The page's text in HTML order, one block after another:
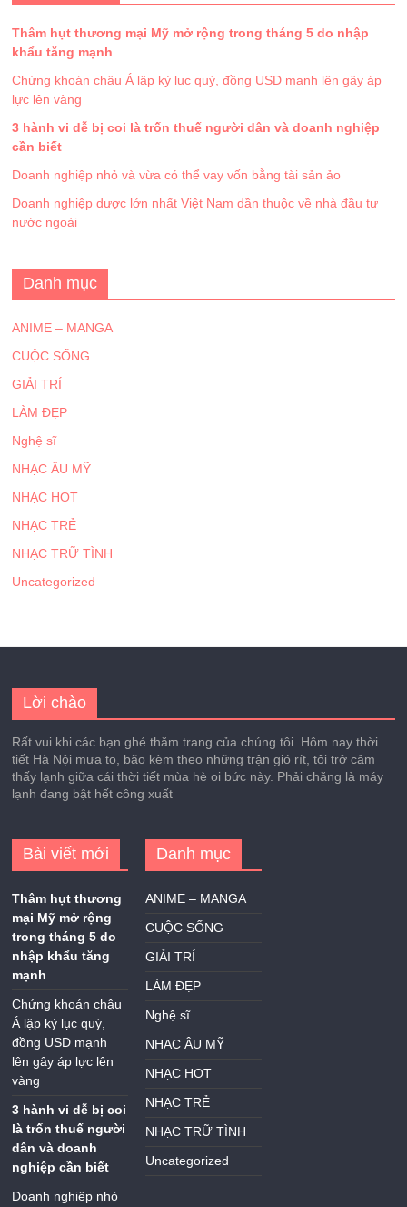
Thâm hụt thương mại Mỹ mở rộng trong tháng 5 do nhập
khẩu tăng mạnh
Chứng khoán châu Á lập kỷ lục quý, đồng USD mạnh lên gây áp
lực lên vàng
3 hành vi dễ bị coi là trốn thuế người dân và doanh nghiệp
cần biết
Doanh nghiệp nhỏ và vừa có thể vay vốn bằng tài sản ảo
Doanh nghiệp dược lớn nhất Việt Nam dần thuộc về nhà đầu tư
nước ngoài
Danh mục
ANIME – MANGA
CUỘC SỐNG
GIẢI TRÍ
LÀM ĐẸP
Nghệ sĩ
NHẠC ÂU MỸ
NHẠC HOT
NHẠC TRẺ
NHẠC TRỮ TÌNH
Uncategorized
Lời chào
Rất vui khi các bạn ghé thăm trang của chúng tôi. Hôm nay thời
tiết Hà Nội mưa to, bão kèm theo những trận gió rít, tôi trở cảm
thấy lạnh giữa cái thời tiết mùa hè oi bức này. Phải chăng là máy
lạnh đang bật hết công xuất
Bài viết mới
Thâm hụt thương
mại Mỹ mở rộng
trong tháng 5 do
nhập khẩu tăng
mạnh
Chứng khoán châu
Á lập kỷ lục quý,
đồng USD mạnh
lên gây áp lực lên
vàng
3 hành vi dễ bị coi
là trốn thuế người
dân và doanh
nghiệp cần biết
Doanh nghiệp nhỏ
Danh mục
ANIME – MANGA
CUỘC SỐNG
GIẢI TRÍ
LÀM ĐẸP
Nghệ sĩ
NHẠC ÂU MỸ
NHẠC HOT
NHẠC TRẺ
NHẠC TRỮ TÌNH
Uncategorized